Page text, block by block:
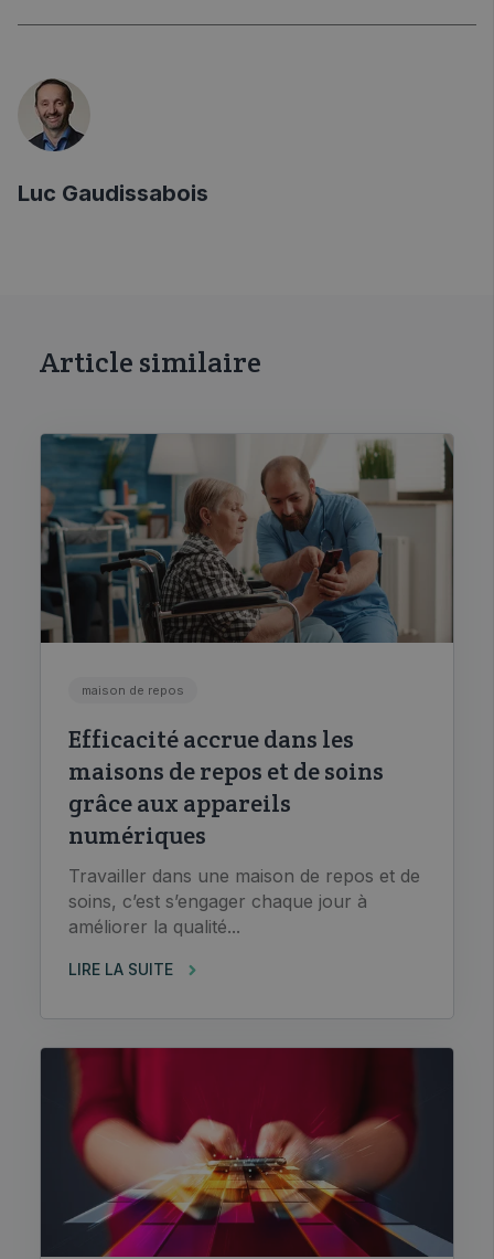
Luc Gaudissabois
Article similaire
maison de repos
Efficacité accrue dans les
maisons de repos et de soins
grâce aux appareils
numériques
Travailler dans une maison de repos et de
soins, c’est s’engager chaque jour à
améliorer la qualité...
LIRE LA SUITE